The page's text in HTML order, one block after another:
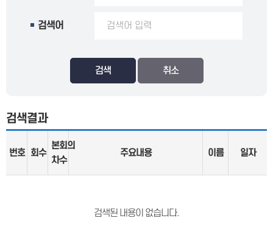
검색어
검색
검색결과
번호 회수
본회의
차수
주요내용 이름 일자
검색된 내용이 없습니다.